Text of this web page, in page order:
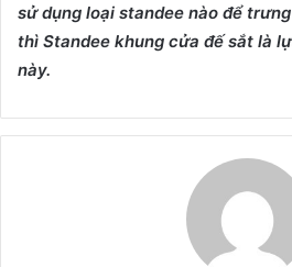
sử dụng loại standee nào để
thì Standee khung cửa đế sắt là
này.